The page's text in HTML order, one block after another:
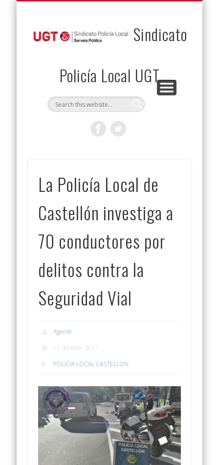
Sindicato
Policía Local UGT
La Policía Local de
Castellón investiga a
70 conductores por
delitos contra la
Seguridad Vial
Agente
11 octubre, 2017
POLICIA LOCAL CASTELLON